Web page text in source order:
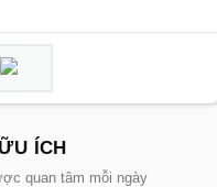
ÍCH
quan tâm mỗi ngày